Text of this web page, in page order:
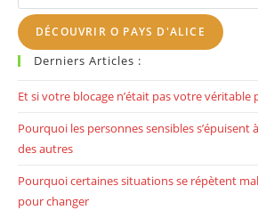
DÉCOUVRIR O PAYS D'ALICE
Derniers Articles :
Et si votre blocage n’était pas votre véritable
Pourquoi les personnes sensibles s’épuisent
des autres
Pourquoi certaines situations se répètent
pour changer